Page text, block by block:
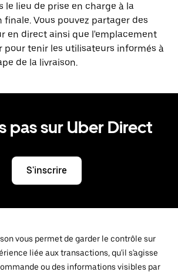
le lieu de prise en charge à la
finale. Vous pouvez partager des
en direct ainsi que l'emplacement
pour tenir les utilisateurs informés à
de la livraison.
pas sur Uber Direct
S'inscrire
vous permet de garder le contrôle sur
liée aux transactions, qu'il s'agisse
ou des informations visibles par